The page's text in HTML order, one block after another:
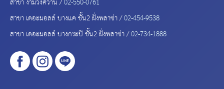
สาขา เดอะมอลล์ บางแค ชั้น2 ฝั่งพลาซ่า /02-454-9538
สาขา เดอะมอลล์ บางกระปิ ชั้น2 ฝั่งพลาซ่า /02-734-1888